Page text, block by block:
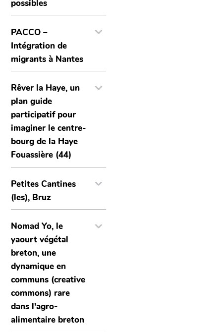
possibles
PACCO –
Intégration de
migrants à Nantes
Rêver la Haye, un
plan guide
participatif pour
imaginer le centre-
bourg de la Haye
Fouassière (44)
Petites Cantines
(les), Bruz
Nomad Yo, le
yaourt végétal
breton, une
dynamique en
communs (creative
commons) rare
dans l'agro-
alimentaire breton